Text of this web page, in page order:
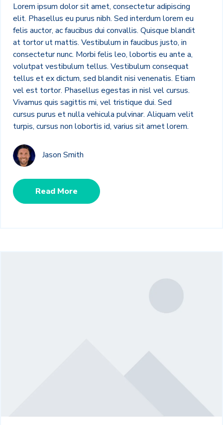
Lorem ipsum dolor sit amet, consectetur adipiscing
elit. Phasellus eu purus nibh. Sed interdum lorem eu
felis auctor, ac faucibus dui convallis. Quisque blandit
at tortor ut mattis. Vestibulum in faucibus justo, in
consectetur nunc. Morbi felis leo, lobortis eu ante a,
volutpat vestibulum tellus. Vestibulum consequat
tellus et ex dictum, sed blandit nisi venenatis. Etiam
vel est tortor. Phasellus egestas in nisl vel cursus.
Vivamus quis sagittis mi, vel tristique dui. Sed
cursus purus et nulla vehicula pulvinar. Aliquam velit
turpis, cursus non lobortis id, varius sit amet lorem.
Jason Smith
Read More